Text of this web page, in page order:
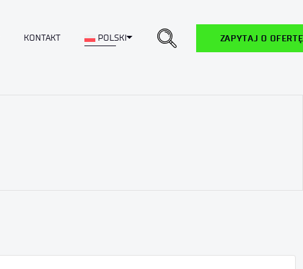
KONTAKT POLSKIToggle Dropdown ZAPYTAJ O